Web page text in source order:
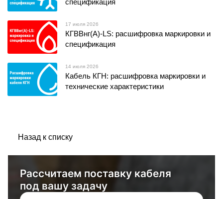
спецификация
17 июля 2026
КГВВнг(А)-LS: расшифровка маркировки и
спецификация
14 июля 2026
Кабель КГН: расшифровка маркировки и
технические характеристики
Назад к списку
Рассчитаем поставку кабеля
под вашу задачу